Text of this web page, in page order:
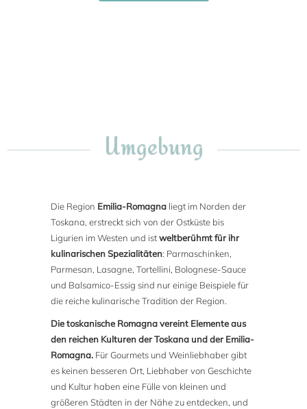
Umgebung
Die Region Emilia-Romagna liegt im Norden der
Toskana, erstreckt sich von der Ostküste bis
Ligurien im Westen und istweltberühmt für ihr
kulinarischen Spezialitäten: Parmaschinken,
Parmesan, Lasagne, Tortellini, Bolognese-Sauce
und Balsamico-Essig sind nur einige Beispiele für
die reiche kulinarische Tradition der Region.
Die toskanische Romagna vereint Elemente aus
den reichen Kulturen der Toskana und der Emilia-
Romagna. Für Gourmets und Weinliebhaber gibt
es keinen besseren Ort, Liebhaber von Geschichte
und Kultur haben eine Fülle von kleinen und
größeren Städten in der Nähe zu entdecken, und